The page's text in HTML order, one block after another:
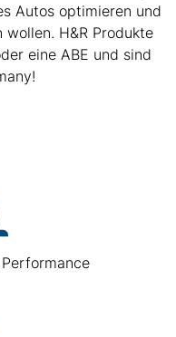
Autos optimieren und
H&R Produkte
eine ABE und sind